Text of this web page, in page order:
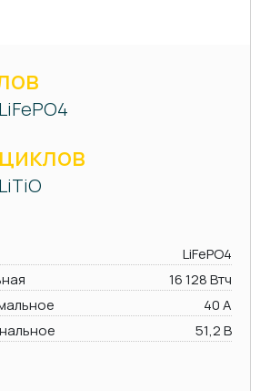
LiFePO4
16 128 Втч
40 А
51,2 В